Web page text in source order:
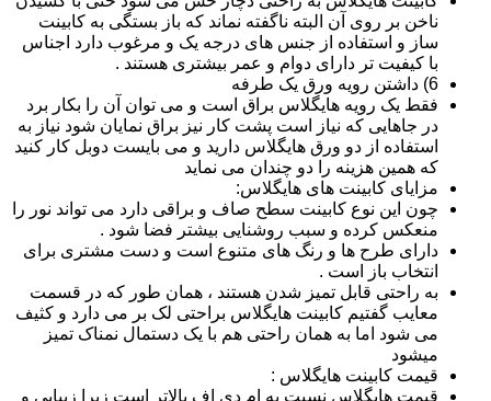
ناخن بر روی آن البته ناگفته نماند که باز بستگی به کابینت
ساز و استفاده از جنس های درجه یک و مرغوب دارد اجناس
با کیفیت تر دارای دوام و عمر بیشتری هستند .
6) داشتن رویه ورق یک طرفه
فقط یک رویه هایگلاس براق است و می توان آن را بکار برد
در جاهایی که نیاز است پشت کار نیز براق نمایان شود نیاز به
استفاده از دو ورق هایگلاس دارید و می بایست دوبل کار کنید
که همین هزینه را دو چندان می نماید
مزایای کابینت های هایگلاس:
چون این نوع کابینت سطح صاف و براقی دارد می تواند نور را
منعکس کرده و سبب روشنایی بیشتر فضا شود .
دارای طرح ها و رنگ های متنوع است و دست مشتری برای
انتخاب باز است .
به راحتی قابل تمیز شدن هستند ، همان طور که در قسمت
معایب گفتیم کابینت هایگلاس براحتی لک بر می دارد و کثیف
می شود اما به همان راحتی هم با یک دستمال نمناک تمیز
میشود
قیمت کابینت هایگلاس :
قیمت هایگلاس نسبت به ام دی اف بالاتر است زیرا زیبایی و